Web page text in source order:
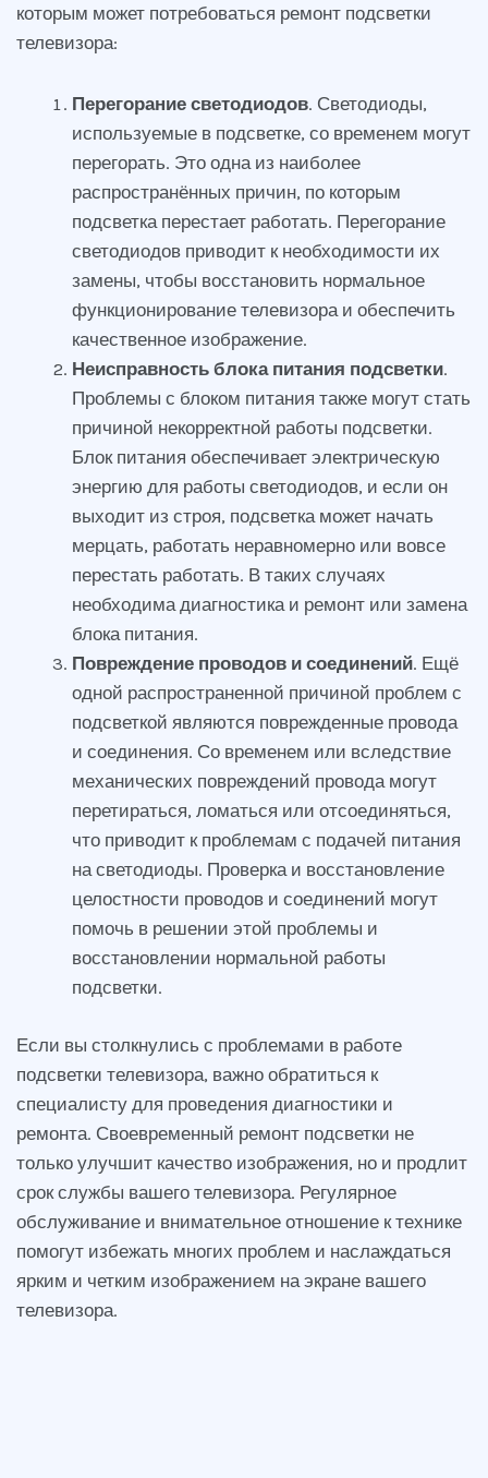
которым может потребоваться ремонт подсветки
телевизора:
Перегорание светодиодов. Светодиоды,
используемые в подсветке, со временем могут
перегорать. Это одна из наиболее
распространённых причин, по которым
подсветка перестает работать. Перегорание
светодиодов приводит к необходимости их
замены, чтобы восстановить нормальное
функционирование телевизора и обеспечить
качественное изображение.
Неисправность блока питания подсветки.
Проблемы с блоком питания также могут стать
причиной некорректной работы подсветки.
Блок питания обеспечивает электрическую
энергию для работы светодиодов, и если он
выходит из строя, подсветка может начать
мерцать, работать неравномерно или вовсе
перестать работать. В таких случаях
необходима диагностика и ремонт или замена
блока питания.
Повреждение проводов и соединений. Ещё
одной распространенной причиной проблем с
подсветкой являются поврежденные провода
и соединения. Со временем или вследствие
механических повреждений провода могут
перетираться, ломаться или отсоединяться,
что приводит к проблемам с подачей питания
на светодиоды. Проверка и восстановление
целостности проводов и соединений могут
помочь в решении этой проблемы и
восстановлении нормальной работы
подсветки.
Если вы столкнулись с проблемами в работе
подсветки телевизора, важно обратиться к
специалисту для проведения диагностики и
ремонта. Своевременный ремонт подсветки не
только улучшит качество изображения, но и продлит
срок службы вашего телевизора. Регулярное
обслуживание и внимательное отношение к технике
помогут избежать многих проблем и наслаждаться
ярким и четким изображением на экране вашего
телевизора.